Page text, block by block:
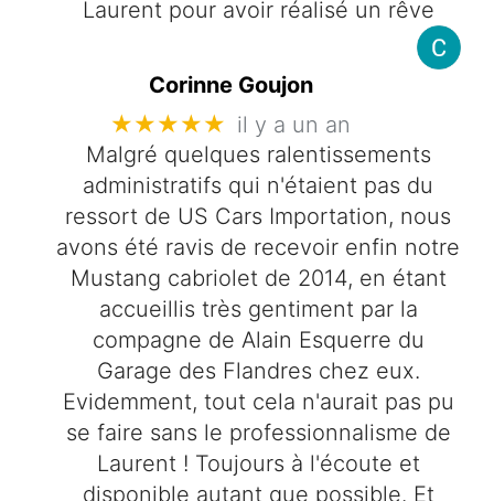
Laurent pour avoir réalisé un rêve
Corinne Goujon
★★★★★ il y a un an
Malgré quelques ralentissements
administratifs qui n'étaient pas du
ressort de US Cars Importation, nous
avons été ravis de recevoir enfin notre
Mustang cabriolet de 2014, en étant
accueillis très gentiment par la
compagne de Alain Esquerre du
Garage des Flandres chez eux.
Evidemment, tout cela n'aurait pas pu
se faire sans le professionnalisme de
Laurent ! Toujours à l'écoute et
disponible autant que possible. Et